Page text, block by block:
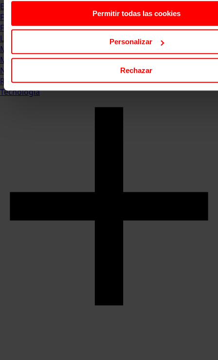
Permitir todas las cookies
Personalizar
Rechazar
Empresas
Finanzas
Formación & Estudios
Luxury
Management
Marketing & Comunicación
Negocios
Recursos Humanos
Tecnología